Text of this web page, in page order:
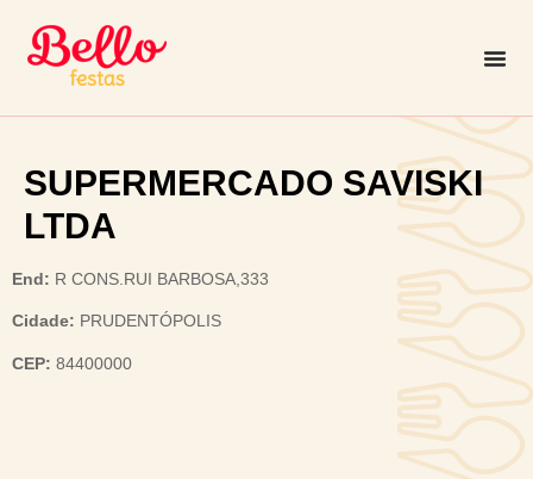
SUPERMERCADO SAVISKI
LTDA
End: R CONS.RUI BARBOSA,333
Cidade: PRUDENTÓPOLIS
CEP: 84400000